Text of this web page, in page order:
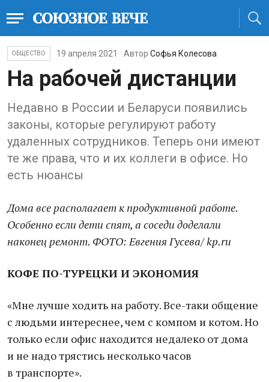
ОБЩЕСТВО 19 апреля 2021 Автор Софья Колесова
На рабочей дистанции
Недавно в России и Беларуси появились
законы, которые регулируют работу
удаленных сотрудников. Теперь они имеют
те же права, что и их коллеги в офисе. Но
есть нюансы
Дома все располагает к продуктивной работе.
Особенно если дети спят, а соседи доделали
наконец ремонт. ФОТО: Евгения Гусева/ kp.ru
КОФЕ ПО-ТУРЕЦКИ И ЭКОНОМИЯ
«Мне лучше ходить на работу. Все-таки общение
с людьми интереснее, чем с компом и котом. Но
только если офис находится недалеко от дома
и не надо трястись несколько часов
в транспорте».